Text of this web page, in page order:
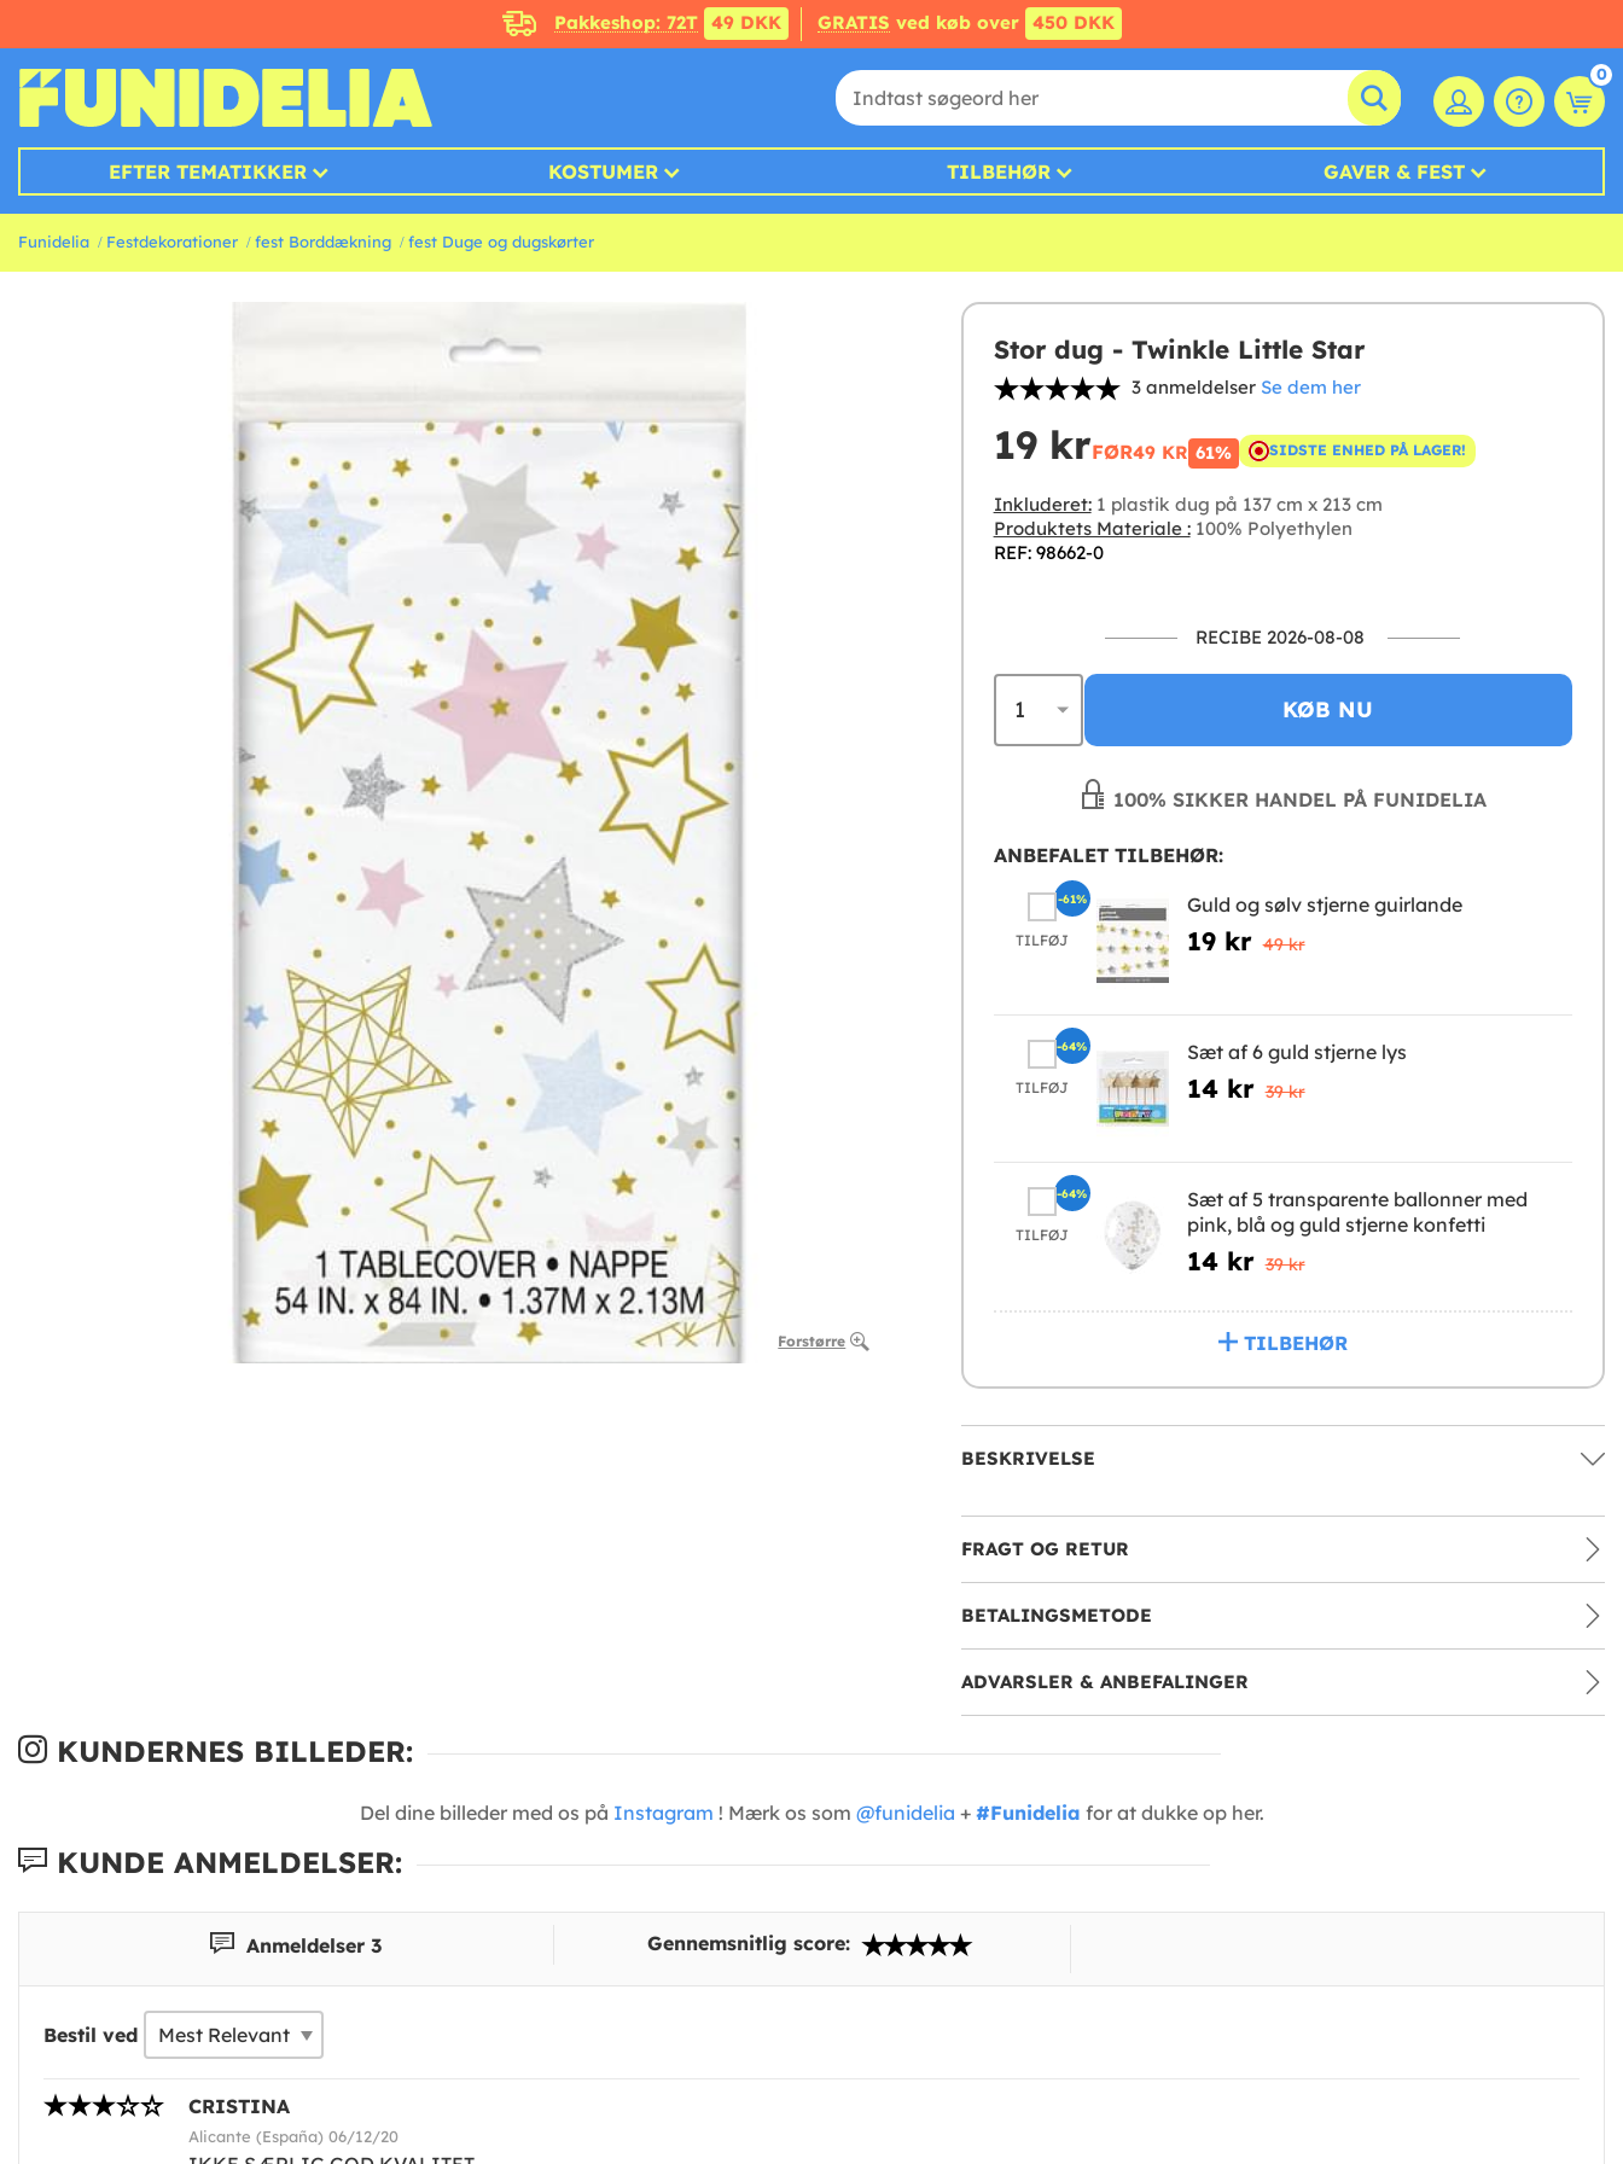
Pakkeshop: 72T 49 DKK GRATIS ved køb over 450 DKK
0
EFTER TEMATIKKER KOSTUMER TILBEHØR GAVER & FEST
Funidelia Festdekorationer fest Borddækning fest Duge og dugskørter
Forstørre
Stor dug - Twinkle Little Star
3 anmeldelser Se dem her
19 krFØR49 KR 61% SIDSTE ENHED PÅ LAGER!
Inkluderet:1 plastik dug på 137 cm x 213 cm
Produktets Materiale :100% Polyethylen
REF: 98662-0
RECIBE 2026-08-08
KØB NU
100% SIKKER HANDEL PÅ FUNIDELIA
ANBEFALET TILBEHØR:
TILFØJ
Guld og sølv stjerne guirlande
19 kr 49 kr
-61%
TILFØJ
Sæt af 6 guld stjerne lys
14 kr 39 kr
-64%
TILFØJ
Sæt af 5 transparente ballonner med
pink, blå og guld stjerne konfetti
14 kr 39 kr
-64%
TILBEHØR
BESKRIVELSE
FRAGT OG RETUR
BETALINGSMETODE
ADVARSLER & ANBEFALINGER
KUNDERNES BILLEDER:
Del dine billeder med os på Instagram ! Mærk os som @funidelia + #Funidelia for at dukke op her.
KUNDE ANMELDELSER:
Anmeldelser 3 Gennemsnitlig score:
Bestil ved
CRISTINA
Alicante (España) 06/12/20